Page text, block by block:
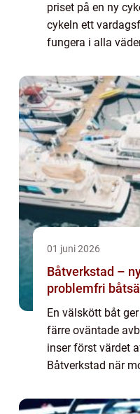
priset på en ny
cykeln ett
fungera i alla
01 juni 2026
Båtverkstad –
problemfri
En välskött båt
färre oväntade
inser först värdet
Båtverkstad när